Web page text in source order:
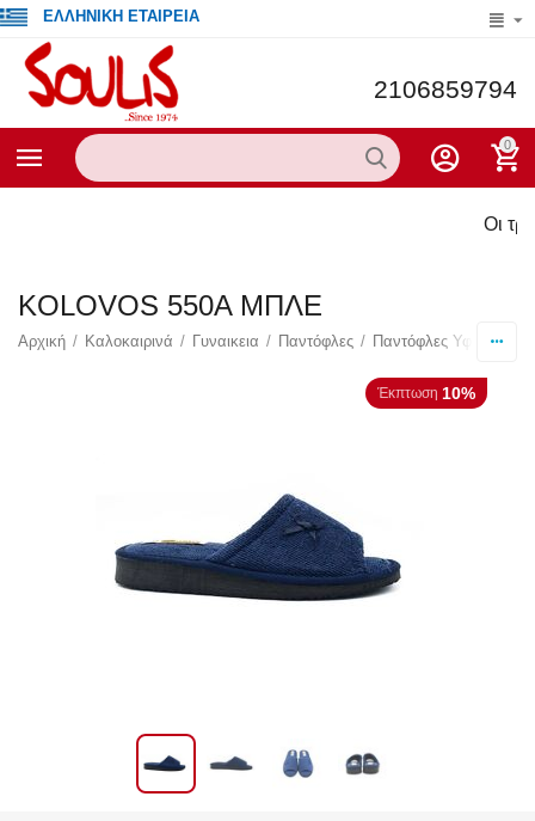
ΕΛΛΗΝΙΚΗ ΕΤΑΙΡΕΙΑ
2106859794
0
Οι
KOLOVOS 550A ΜΠΛΕ
Αρχική / Καλοκαιρινά / Γυναικεια / Παντόφλες / Παντόφλες
Έκπτωση 10%